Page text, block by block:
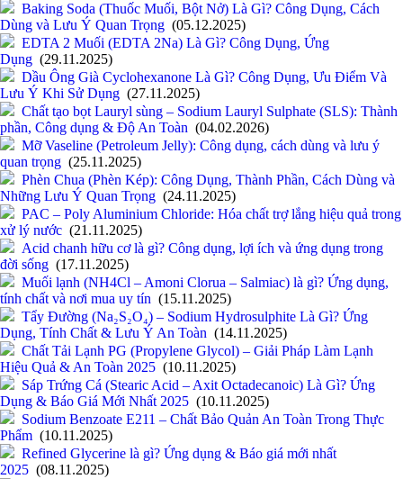
Baking Soda (Thuốc Muối, Bột Nở) Là Gì? Công Dụng, Cách
Dùng và Lưu Ý Quan Trọng (05.12.2025)
EDTA 2 Muối (EDTA 2Na) Là Gì? Công Dụng, Ứng
Dụng (29.11.2025)
Dầu Ông Già Cyclohexanone Là Gì? Công Dụng, Ưu Điểm Và
Lưu Ý Khi Sử Dụng (27.11.2025)
Chất tạo bọt Lauryl sùng – Sodium Lauryl Sulphate (SLS): Thành
phần, Công dụng & Độ An Toàn (04.02.2026)
Mỡ Vaseline (Petroleum Jelly): Công dụng, cách dùng và lưu ý
quan trọng (25.11.2025)
Phèn Chua (Phèn Kép): Công Dụng, Thành Phần, Cách Dùng và
Những Lưu Ý Quan Trọng (24.11.2025)
PAC – Poly Aluminium Chloride: Hóa chất trợ lắng hiệu quả trong
xử lý nước (21.11.2025)
Acid chanh hữu cơ là gì? Công dụng, lợi ích và ứng dụng trong
đời sống (17.11.2025)
Muối lạnh (NH4Cl – Amoni Clorua – Salmiac) là gì? Ứng dụng,
tính chất và nơi mua uy tín (15.11.2025)
Tẩy Đường (Na₂S₂O₄) – Sodium Hydrosulphite Là Gì? Ứng
Dụng, Tính Chất & Lưu Ý An Toàn (14.11.2025)
Chất Tải Lạnh PG (Propylene Glycol) – Giải Pháp Làm Lạnh
Hiệu Quả & An Toàn 2025 (10.11.2025)
Sáp Trứng Cá (Stearic Acid – Axit Octadecanoic) Là Gì? Ứng
Dụng & Báo Giá Mới Nhất 2025 (10.11.2025)
Sodium Benzoate E211 – Chất Bảo Quản An Toàn Trong Thực
Phẩm (10.11.2025)
Refined Glycerine là gì? Ứng dụng & Báo giá mới nhất
2025 (08.11.2025)